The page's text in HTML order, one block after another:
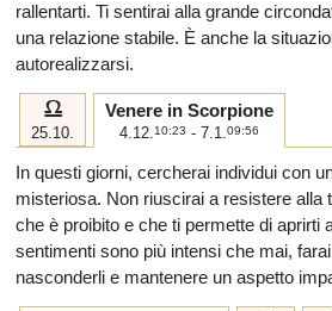
rallentarti. Ti sentirai alla grande
una relazione stabile. È anche la
autorealizzarsi.
g
25.10.
Venere in Scorpione
4.12.10:23 - 7.1.09:56
In questi giorni, cercherai individui con
misteriosa. Non riuscirai a resistere alla
che è proibito e che ti permette di aprirti
sentimenti sono più intensi che mai,
nasconderli e mantenere un aspetto